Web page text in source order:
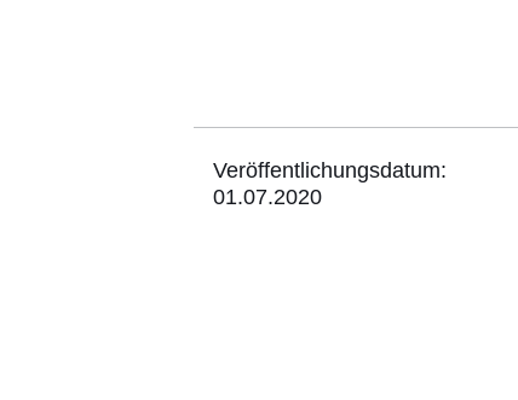
Veröffentlichungsdatum:
01.07.2020